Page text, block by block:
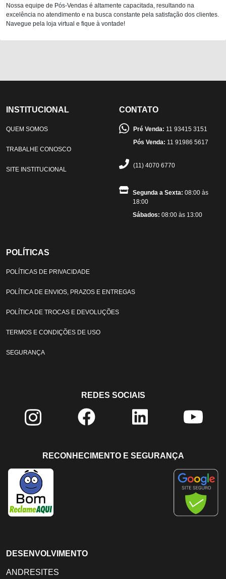
Nossa equipe de Pós-Vendas é altamente capacitada, resultando na
excelência no atendimento e na busca constante pela satisfação dos clientes.
Navegue pela loja virtual e fique à vontade!
INSTITUCIONAL
QUEM SOMOS
TRABALHE CONOSCO
SITE INSTITUCIONAL
CONTATO
Pré Venda: 11 93415 3151
Pós Venda: 11 91986 5617
(11) 4070 6770
Segunda a Sexta: 08:00 às
18:00
Sábados: 08:00 às 13:00
POLÍTICAS
POLÍTICAS DE PRIVACIDADE
POLÍTICA DE ENVIOS, PRAZOS E ENTREGAS
POLÍTICA DE TROCAS E DEVOLUÇÕES
TERMOS E CONDIÇÕES DE USO
SEGURANÇA
REDES SOCIAIS
RECONHECIMENTO E SEGURANÇA
DESENVOLVIMENTO
ANDRESITES